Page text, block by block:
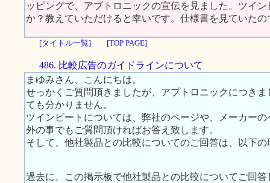
ッピングで、アブトロニックの宣伝を見ました。ツイ
か？教えていただけると幸いです。仕様書を見ていた
[タイトル一覧] [TOP PAGE]
486. 比較広告のガイドラインについて
まゆみさん、こんにちは。
せっかくご質問頂きましたが、アプトロニックにつき
ても分かりません。
ツインビートについては、弊社のページや、メーカー
外の事でもご質問頂ければお答え致します。
そして、他社製品との比較についてのご回答は、以下
過去に、この掲示板で他社製品との比較についてご回